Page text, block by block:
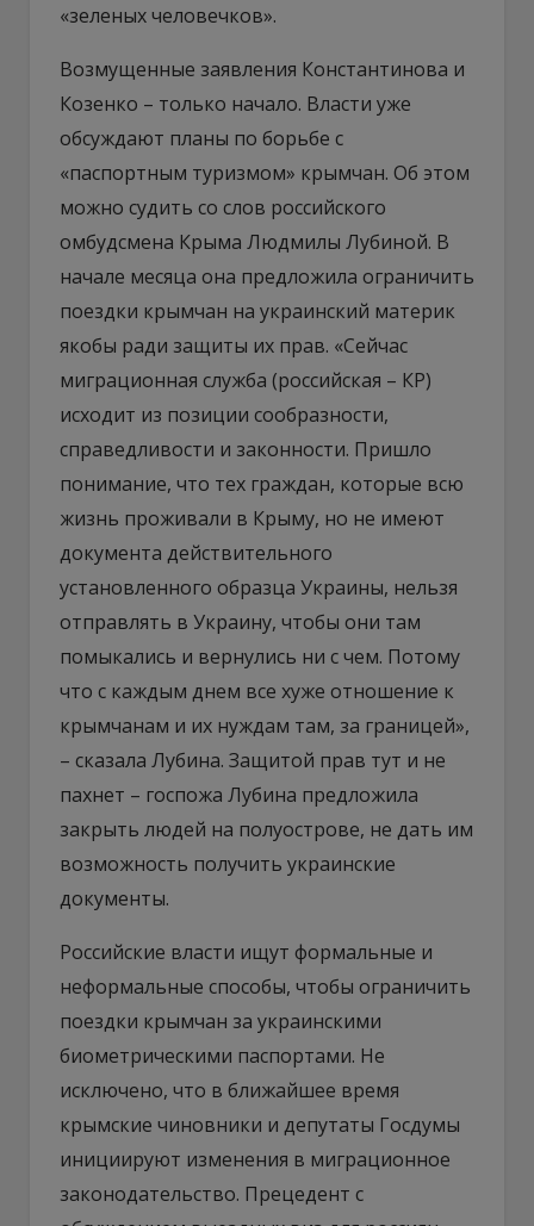
«зеленых человечков».
Возмущенные заявления Константинова и
Козенко – только начало. Власти уже
обсуждают планы по борьбе с
«паспортным туризмом» крымчан. Об этом
можно судить со слов российского
омбудсмена Крыма Людмилы Лубиной. В
начале месяца она предложила ограничить
поездки крымчан на украинский материк
якобы ради защиты их прав. «Сейчас
миграционная служба (российская – КР)
исходит из позиции сообразности,
справедливости и законности. Пришло
понимание, что тех граждан, которые всю
жизнь проживали в Крыму, но не имеют
документа действительного
установленного образца Украины, нельзя
отправлять в Украину, чтобы они там
помыкались и вернулись ни с чем. Потому
что с каждым днем все хуже отношение к
крымчанам и их нуждам там, за границей»,
–​ сказала Лубина. Защитой прав тут и не
пахнет – госпожа Лубина предложила
закрыть людей на полуострове, не дать им
возможность получить украинские
документы.
Российские власти ищут формальные и
неформальные способы, чтобы ограничить
поездки крымчан за украинскими
биометрическими паспортами. Не
исключено, что в ближайшее время
крымские чиновники и депутаты Госдумы
инициируют изменения в миграционное
законодательство. Прецедент с